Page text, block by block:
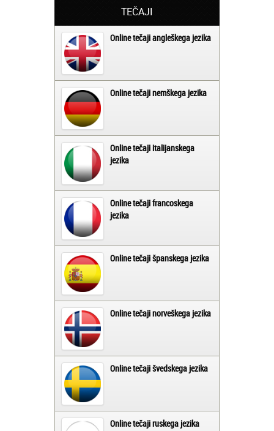
TEČAJI
Online tečaji angleškega jezika
Online tečaji nemškega jezika
Online tečaji italijanskega
jezika
Online tečaji francoskega
jezika
Online tečaji španskega jezika
Online tečaji norveškega jezika
Online tečaji švedskega jezika
Online tečaji ruskega jezika